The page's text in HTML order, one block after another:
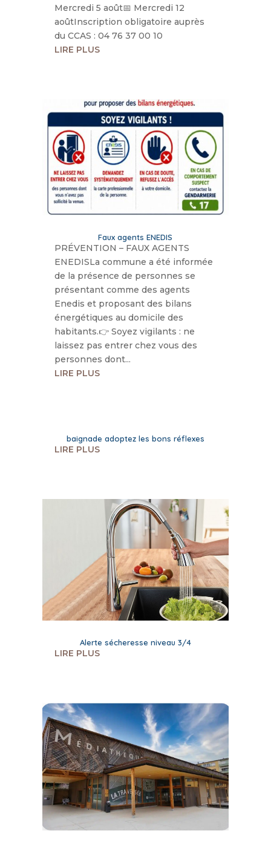
Mercredi 5 août📅 Mercredi 12
aoûtInscription obligatoire auprès
du CCAS : 04 76 37 00 10
LIRE PLUS
Faux agents ENEDIS
PRÉVENTION – FAUX AGENTS
ENEDISLa commune a été informée
de la présence de personnes se
présentant comme des agents
Enedis et proposant des bilans
énergétiques au domicile des
habitants.👉 Soyez vigilants : ne
laissez pas entrer chez vous des
personnes dont...
LIRE PLUS
baignade adoptez les bons réflexes
LIRE PLUS
Alerte sécheresse niveau 3/4
LIRE PLUS